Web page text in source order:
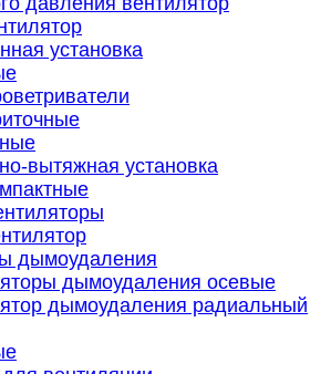
установка
вытяжная установка
дымоудаления
дымоудаления осевые
дымоудаления радиальный